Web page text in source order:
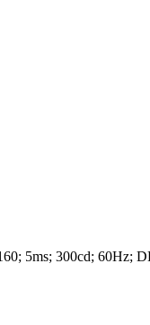
5ms; 300cd; 60Hz;